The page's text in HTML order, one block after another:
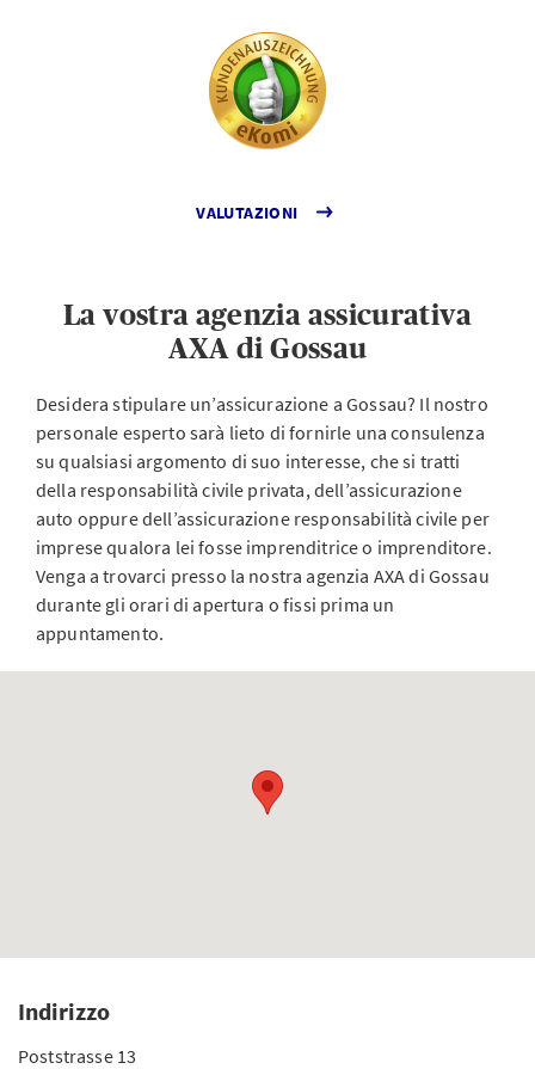
VALUTAZIONI
La vostra agenzia assicurativa
AXA di Gossau
Desidera stipulare un’assicurazione a Gossau? Il nostro
personale esperto sarà lieto di fornirle una consulenza
su qualsiasi argomento di suo interesse, che si tratti
della responsabilità civile privata, dell’assicurazione
auto oppure dell’assicurazione responsabilità civile per
imprese qualora lei fosse imprenditrice o imprenditore.
Venga a trovarci presso la nostra agenzia AXA di Gossau
durante gli orari di apertura o fissi prima un
appuntamento.
Indirizzo
Poststrasse 13